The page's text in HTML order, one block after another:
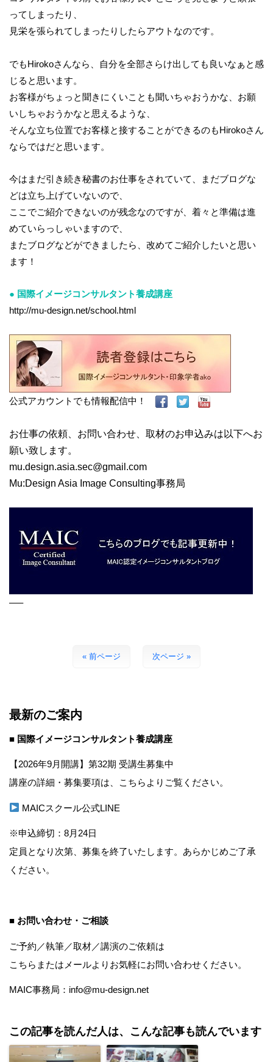
ってしまったり、
見栄を張られてしまったりしたらアウトなのです。
でもHirokoさんなら、自分を全部さらけ出しても良いなぁと感
じると思います。
お客様がちょっと聞きにくいことも聞いちゃおうかな、お願
いしちゃおうかなと思えるような、
そんな立ち位置でお客様と接することができるのもHirokoさん
ならではだと思います。
今はまだ引き続き秘書のお仕事をされていて、まだブログな
どは立ち上げていないので、
ここでご紹介できないのが残念なのですが、着々と準備は進
めていらっしゃいますので、
またブログなどができましたら、改めてご紹介したいと思い
ます！
● 国際イメージコンサルタント養成講座
http://mu-design.net/school.html
公式アカウントでも情報配信中！
お仕事の依頼、お問い合わせ、取材のお申込みは以下へお
願い致します。
mu.design.asia.sec@gmail.com
Mu:Design Asia Image Consulting事務局
—–
« 前ページ 次ページ »
最新のご案内
■ 国際イメージコンサルタント養成講座
【2026年9月開講】第32期 受講生募集中
講座の詳細・募集要項は、こちらよりご覧ください。
MAICスクール公式LINE
※申込締切：8月24日
定員となり次第、募集を終了いたします。あらかじめご了承
ください。
■ お問い合わせ・ご相談
ご予約／執筆／取材／講演のご依頼は
こちら またはメールよりお気軽にお問い合わせください。
MAIC事務局：info@mu-design.net
この記事を読んだ人は、こんな記事も読んでいます